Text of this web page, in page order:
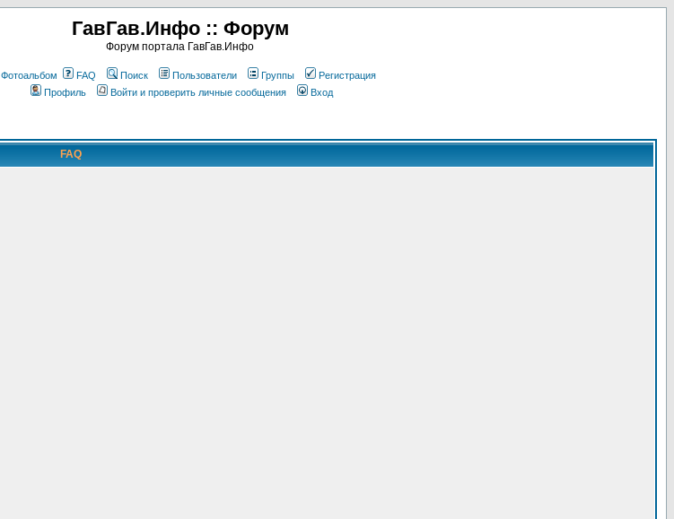
ГавГав.Инфо :: Форум
Форум портала ГавГав.Инфо
Фотоальбом FAQ Поиск Пользователи Группы
Регистрация
Профиль
Войти и проверить личные сообщения Вход
FAQ